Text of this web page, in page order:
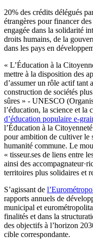
20% des crédits délégués
étrangères pour financer
engagée dans la solidarité
droits humains, de la
dans les pays en
« L’Éducation à la
mettre à la disposition des
d’assumer un rôle actif tant
construction de sociétés
sûres » - UNESCO
l’éducation, la science et la
d’éducation populaire e-
l’Éducation à la
pour ambition de cultiver le
humanité commune. Le
« tisseur.ses de liens entre
ainsi des
territoires plus solidaires et
S’agissant de
rapports annuels de
municipal et
finalités et dans la
des objectifs à l’horizon
cible correspondante.